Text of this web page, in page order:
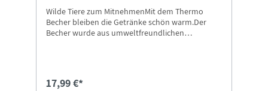
Wilde Tiere zum MitnehmenMit dem Thermo
Becher bleiben die Getränke schön warm.Der
Becher wurde aus umweltfreundlichen
17,99 €*